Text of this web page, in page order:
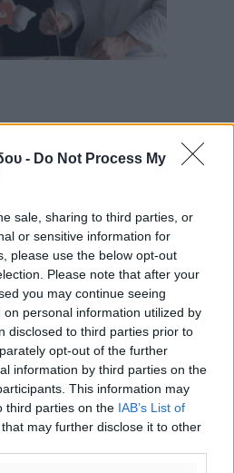
- Do Not Process My
sale, sharing to third parties, or
or sensitive information for
please use the below opt-out
Please note that after your
you may continue seeing
personal information utilized by
disclosed to third parties prior to
opt-out of the further
information by third parties on the
This information may
third parties on the IAB’s List of
that may further disclose it to other